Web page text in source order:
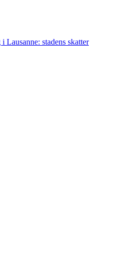
Lausanne: stadens skatter